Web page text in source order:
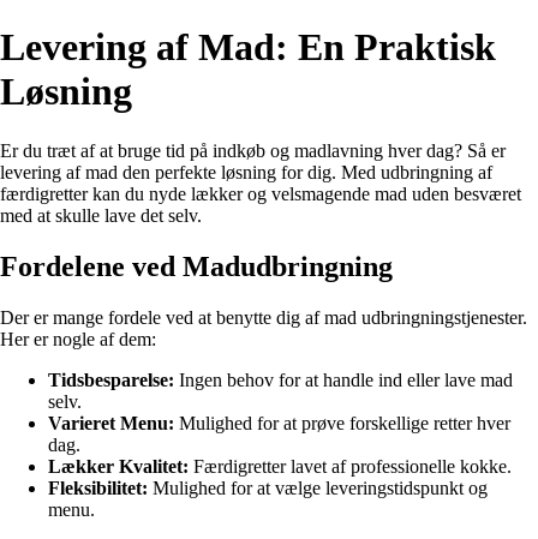
Levering af Mad: En Praktisk
Løsning
Er du træt af at bruge tid på indkøb og madlavning hver dag? Så er
levering af mad den perfekte løsning for dig. Med udbringning af
færdigretter kan du nyde lækker og velsmagende mad uden besværet
med at skulle lave det selv.
Fordelene ved Madudbringning
Der er mange fordele ved at benytte dig af mad udbringningstjenester.
Her er nogle af dem:
Tidsbesparelse: Ingen behov for at handle ind eller lave mad
selv.
Varieret Menu: Mulighed for at prøve forskellige retter hver
dag.
Lækker Kvalitet: Færdigretter lavet af professionelle kokke.
Fleksibilitet: Mulighed for at vælge leveringstidspunkt og
menu.